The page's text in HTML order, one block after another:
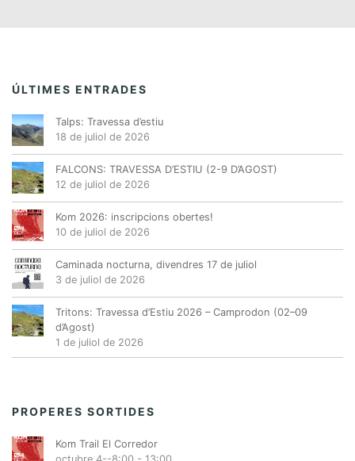
ÚLTIMES ENTRADES
Talps: Travessa d’estiu
18 de juliol de 2026
FALCONS: TRAVESSA D’ESTIU (2-9 D’AGOST)
12 de juliol de 2026
Kom 2026: inscripcions obertes!
10 de juliol de 2026
Caminada nocturna, divendres 17 de juliol
3 de juliol de 2026
Tritons: Travessa d’Estiu 2026 – Camprodon (02–09
d’Agost)
1 de juliol de 2026
PROPERES SORTIDES
Kom Trail El Corredor